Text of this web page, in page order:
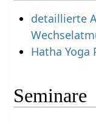
detaillierte
Hatha Yoga
Seminare